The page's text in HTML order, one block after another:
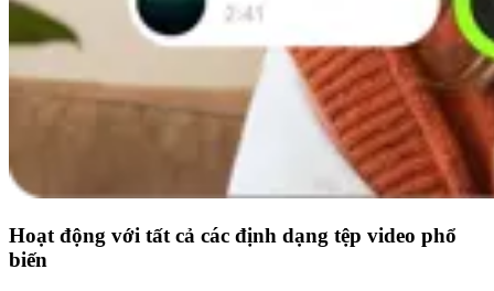
Hoạt động với tất cả các định dạng tệp video phổ
biến